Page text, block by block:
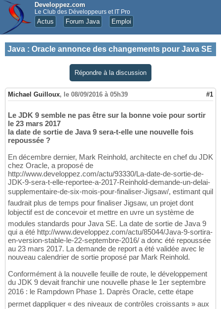
Developpez.com
Le Club des Développeurs et IT Pro
Actus Forum Java Emploi
Java : Oracle annonce des changements pour Java SE
Répondre à la discussion
Michael Guilloux, le 08/09/2016 à 05h39 #1
Le JDK 9 semble ne pas être sur la bonne voie pour sortir
le 23 mars 2017
la date de sortie de Java 9 sera-t-elle une nouvelle fois
repoussée ?
En décembre dernier, Mark Reinhold, architecte en chef du JDK
chez Oracle, a proposé de
http://www.developpez.com/actu/93330/La-date-de-sortie-de-
JDK-9-sera-t-elle-reportee-a-2017-Reinhold-demande-un-delai-
supplementaire-de-six-mois-pour-finaliser-Jigsaw/, estimant quil
faudrait plus de temps pour finaliser Jigsaw, un projet dont
lobjectif est de concevoir et mettre en uvre un système de
modules standards pour Java SE. La date de sortie de Java 9
qui a été http://www.developpez.com/actu/85044/Java-9-sortira-
en-version-stable-le-22-septembre-2016/ a donc été repoussée
au 23 mars 2017. La demande de report a été validée avec le
nouveau calendrier de sortie proposé par Mark Reinhold.
Conformément à la nouvelle feuille de route, le développement
du JDK 9 devait franchir une nouvelle phase le 1er septembre
2016 : le Rampdown Phase 1. Daprès Oracle, cette étape
permet dappliquer « des niveaux de contrôles croissants » aux